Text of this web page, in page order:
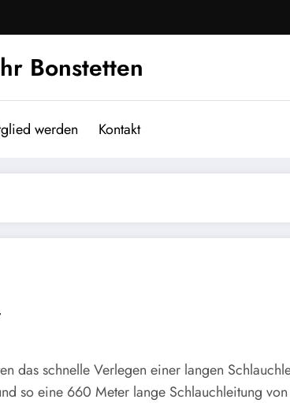
Bonstetten
werden Kontakt
das schnelle Verlegen einer langen
so eine 660 Meter lange Schlauchleitung